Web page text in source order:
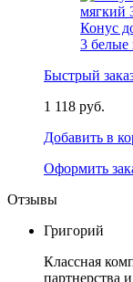
Конус
3 белые
Быстрый
1 118 руб.
Добавить в
Оформить
Отзывы
Григорий
Классная
партнерства